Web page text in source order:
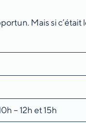
Mais si
– 12h et 15h